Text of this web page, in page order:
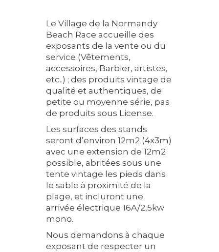
Le Village de la Normandy
Beach Race accueille des
exposants de la vente ou du
service (Vêtements,
accessoires, Barbier, artistes,
etc..) ; des produits vintage de
qualité et authentiques, de
petite ou moyenne série, pas
de produits sous License.
Les surfaces des stands
seront d’environ 12m2 (4x3m)
avec une extension de 12m2
possible, abritées sous une
tente vintage les pieds dans
le sable à proximité de la
plage, et incluront une
arrivée électrique 16A/2,5kw
mono.
Nous demandons à chaque
exposant de respecter un